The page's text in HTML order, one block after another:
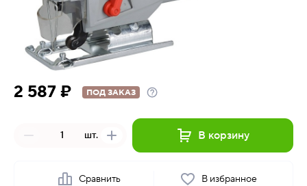
2 587 ₽ ПОД ЗАКАЗ
шт. В корзину
Сравнить В избранное